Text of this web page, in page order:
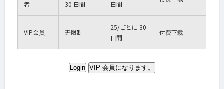
者
30 日間
日間
VIP会员 无限制
25/ごとに 30
日間
付费下载
Login VIP 会員になります。